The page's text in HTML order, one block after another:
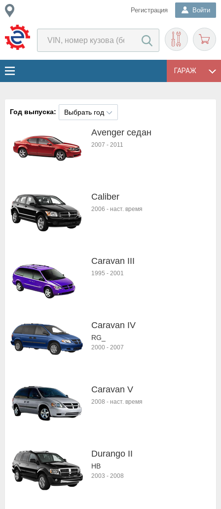
Регистрация Войти
ГАРАЖ
Год выпуска: Выбрать год
Avenger седан
2007 - 2011
Caliber
2006 - наст. время
Caravan III
1995 - 2001
Caravan IV
RG_
2000 - 2007
Caravan V
2008 - наст. время
Durango II
HB
2003 - 2008